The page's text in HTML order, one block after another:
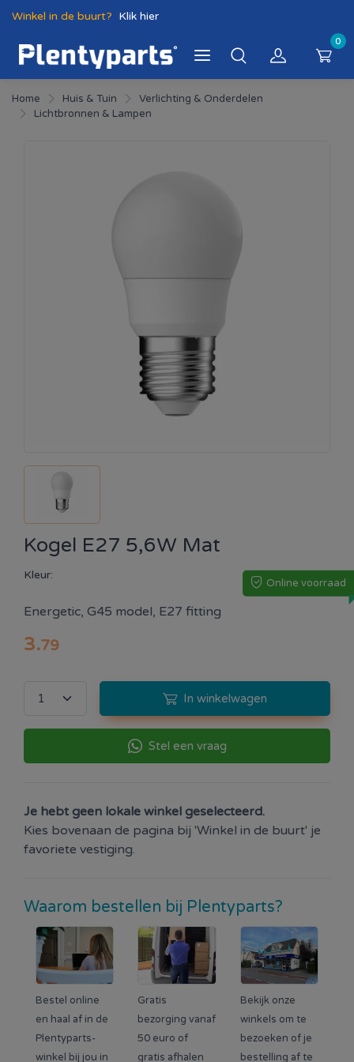
Winkel in de buurt? Klik hier
0
Home Huis & Tuin
Verlichting & Onderdelen
Lichtbronnen & Lampen
Kogel E27 5,6W Mat
Kleur:
Online voorraad
Energetic, G45 model, E27 fitting
3.79
In winkelwagen
Stel een vraag
Je hebt geen lokale winkel geselecteerd.
Kies bovenaan de pagina bij 'Winkel in de buurt' je
favoriete vestiging.
Waarom bestellen bij Plentyparts?
Bestel online
en haal af in de
Plentyparts-
winkel bij jou in
Gratis
bezorging vanaf
50 euro of
gratis afhalen
Bekijk onze
winkels om te
bezoeken of je
bestelling af te